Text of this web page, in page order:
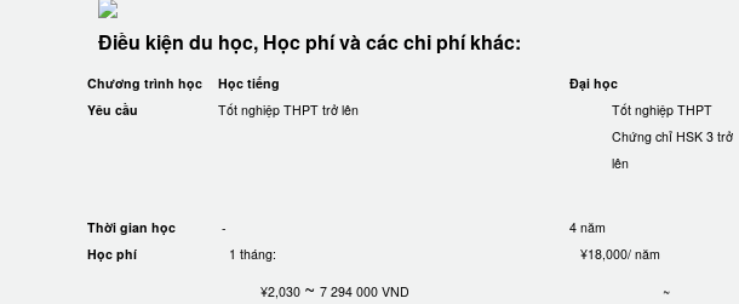
Điều kiện du học, Học phí và các chi phí khác:
Chương trình học Học tiếng Đại học
Yêu cầu
Tốt nghiệp THPT trở lên
Tốt nghiệp THPT
Chứng chỉ HSK 3 trở
lên
Thời gian học - 4 năm
Học phí
1 tháng:
¥2,030 ~ 7 294 000 VND
¥18,000/ năm
~